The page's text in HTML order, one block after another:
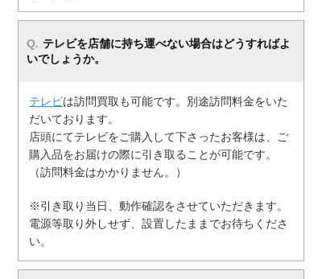
テレビを店舗に持ち運べない場合はどうすればよ
いでしょうか。
テレビは訪問買取も可能です。別途訪問料金をいた
だいております。
店頭にてテレビをご購入して下さったお客様は、ご
購入品をお届けの際に引き取ることが可能です。
（訪問料金はかかりません。）
※引き取り当日、動作確認をさせていただきます。
電源等取り外しせず、設置したままでお待ちくださ
い。